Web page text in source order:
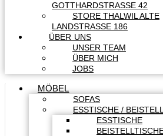
GOTTHARDSTRASSE 42
STORE THALWIL ALTE
LANDSTRASSE 186
ÜBER UNS
UNSER TEAM
ÜBER MICH
JOBS
MÖBEL
SOFAS
ESSTISCHE /
ESSTISCHE